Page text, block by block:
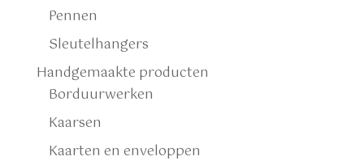
Pennen
Sleutelhangers
Handgemaakte producten
Borduurwerken
Kaarsen
Kaarten en enveloppen